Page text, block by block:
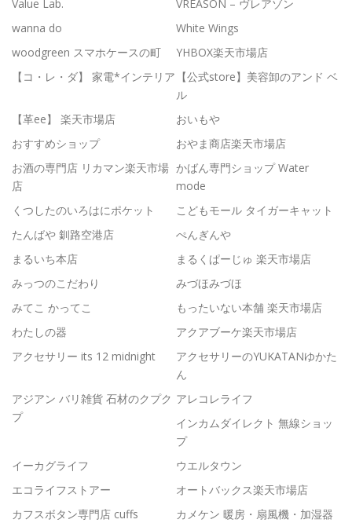
Value Lab.
VREASON – ヴレアゾン
wanna do
White Wings
woodgreen スマホケースの町
YHBOX楽天市場店
【コ・レ・ダ】 家電*インテリア 【公式store】美容卸のアンド ベ
ル
【革ee】 楽天市場店
おいもや
おすすめショップ
おやま商店楽天市場店
お酒の専門店 リカマン楽天市場
店
かばん専門ショップ Water
mode
くつしたのいろはにポケット
こどもモール タイガーキャット
たんばや 釧路空港店
ぺんぎんや
まるいち本店
まるくぱーじゅ 楽天市場店
みっつのこだわり
みづほみづほ
みてこ かってこ
もったいない本舗 楽天市場店
わたしの器
アクアブーケ楽天市場店
アクセサリー its 12 midnight
アクセサリーのYUKATANゆかた
ん
アジアン バリ雑貨 石材のクプク
プ
アレコレライフ
インカムダイレクト 無線ショッ
プ
イーカグライフ
ウエルタウン
エコライフストアー
オートバックス楽天市場店
カフスボタン専門店 cuffs
カメケン 暖房・扇風機・加湿器